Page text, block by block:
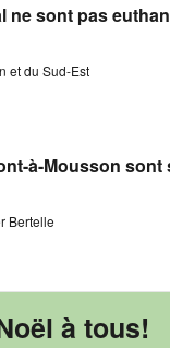
ne sont pas
et du Sud-Est
à-Mousson sont
Bertelle
à tous!